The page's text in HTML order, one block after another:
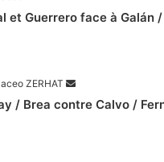
et Guerrero face à
ZERHAT
/ Brea contre Calvo /